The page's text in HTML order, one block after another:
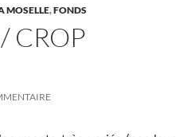
MOSELLE,FONDS
CROP